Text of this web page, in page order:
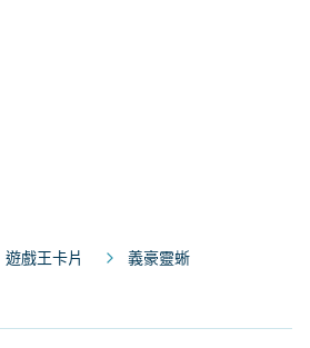
遊戲王卡片 義豪靈蜥